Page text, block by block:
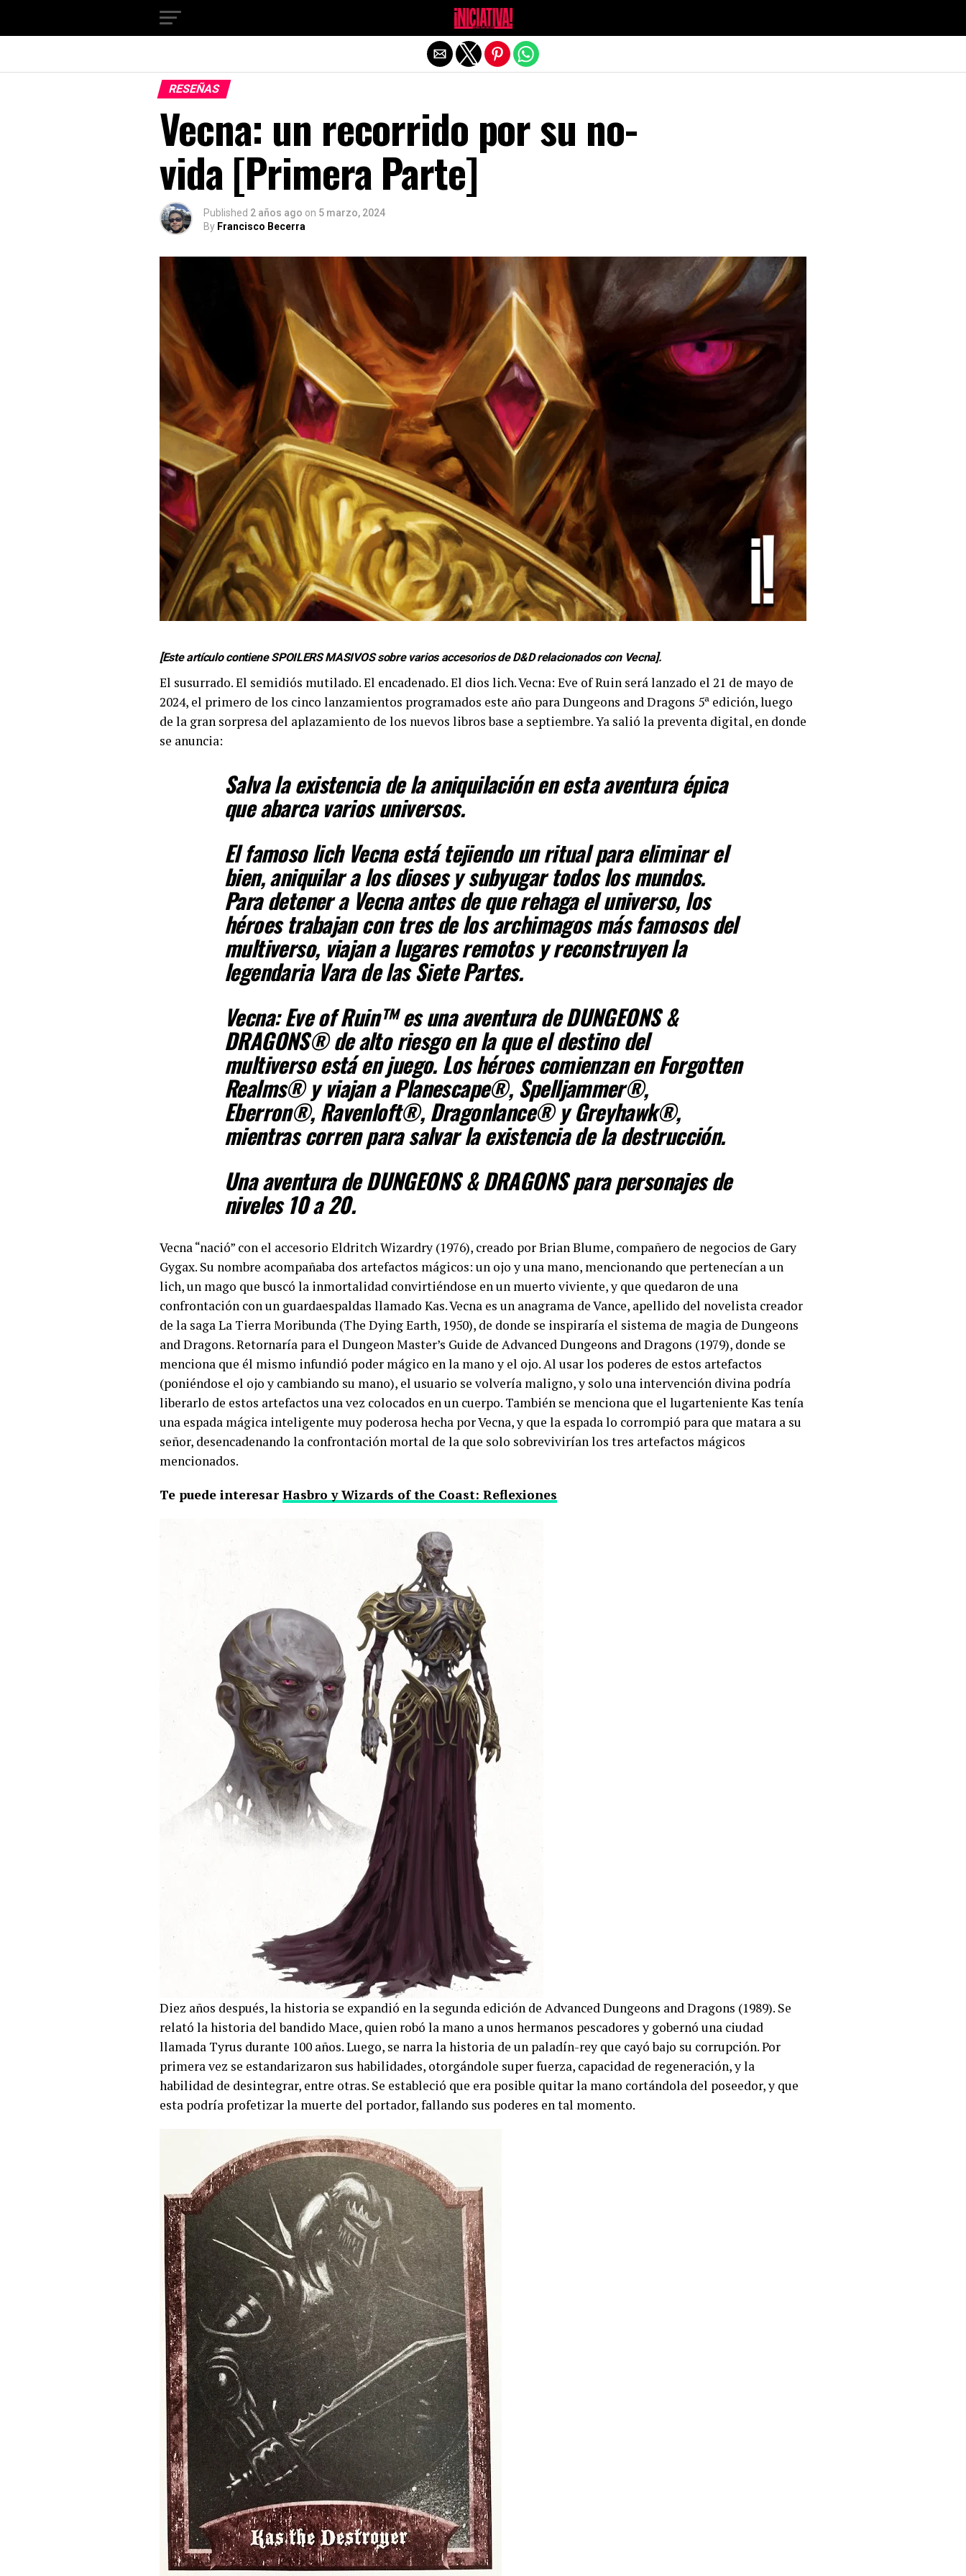
RESEÑAS
Vecna: un recorrido por su no-
vida [Primera Parte]
Published 2 años ago on 5 marzo, 2024
By Francisco Becerra
[Este artículo contiene SPOILERS MASIVOS sobre varios accesorios de D&D relacionados con Vecna].
El susurrado. El semidiós mutilado. El encadenado. El dios lich. Vecna: Eve of Ruin será lanzado el 21 de mayo de
2024, el primero de los cinco lanzamientos programados este año para Dungeons and Dragons 5ª edición, luego
de la gran sorpresa del aplazamiento de los nuevos libros base a septiembre. Ya salió la preventa digital, en donde
se anuncia:
Salva la existencia de la aniquilación en esta aventura épica
que abarca varios universos.
El famoso lich Vecna está tejiendo un ritual para eliminar el
bien, aniquilar a los dioses y subyugar todos los mundos.
Para detener a Vecna antes de que rehaga el universo, los
héroes trabajan con tres de los archimagos más famosos del
multiverso, viajan a lugares remotos y reconstruyen la
legendaria Vara de las Siete Partes.
Vecna: Eve of Ruin™ es una aventura de DUNGEONS &
DRAGONS® de alto riesgo en la que el destino del
multiverso está en juego. Los héroes comienzan en Forgotten
Realms® y viajan a Planescape®, Spelljammer®,
Eberron®, Ravenloft®, Dragonlance® y Greyhawk®,
mientras corren para salvar la existencia de la destrucción.
Una aventura de DUNGEONS & DRAGONS para personajes de
niveles 10 a 20.
Vecna “nació” con el accesorio Eldritch Wizardry (1976), creado por Brian Blume, compañero de negocios de Gary
Gygax. Su nombre acompañaba dos artefactos mágicos: un ojo y una mano, mencionando que pertenecían a un
lich, un mago que buscó la inmortalidad convirtiéndose en un muerto viviente, y que quedaron de una
confrontación con un guardaespaldas llamado Kas. Vecna es un anagrama de Vance, apellido del novelista creador
de la saga La Tierra Moribunda (The Dying Earth, 1950), de donde se inspiraría el sistema de magia de Dungeons
and Dragons. Retornaría para el Dungeon Master’s Guide de Advanced Dungeons and Dragons (1979), donde se
menciona que él mismo infundió poder mágico en la mano y el ojo. Al usar los poderes de estos artefactos
(poniéndose el ojo y cambiando su mano), el usuario se volvería maligno, y solo una intervención divina podría
liberarlo de estos artefactos una vez colocados en un cuerpo. También se menciona que el lugarteniente Kas tenía
una espada mágica inteligente muy poderosa hecha por Vecna, y que la espada lo corrompió para que matara a su
señor, desencadenando la confrontación mortal de la que solo sobrevivirían los tres artefactos mágicos
mencionados.
Te puede interesarHasbro y Wizards of the Coast: Reflexiones
Diez años después, la historia se expandió en la segunda edición de Advanced Dungeons and Dragons (1989). Se
relató la historia del bandido Mace, quien robó la mano a unos hermanos pescadores y gobernó una ciudad
llamada Tyrus durante 100 años. Luego, se narra la historia de un paladín-rey que cayó bajo su corrupción. Por
primera vez se estandarizaron sus habilidades, otorgándole super fuerza, capacidad de regeneración, y la
habilidad de desintegrar, entre otras. Se estableció que era posible quitar la mano cortándola del poseedor, y que
esta podría profetizar la muerte del portador, fallando sus poderes en tal momento.
Salir de la versión móvil